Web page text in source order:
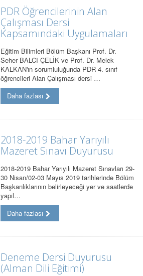
PDR Öğrencilerinin Alan
Çalışması Dersi
Kapsamındaki Uygulamaları
Eğitim Bilimleri Bölüm Başkanı Prof. Dr.
Seher BALCI ÇELİK ve Prof. Dr. Melek
KALKAN'ın sorumluluğunda PDR 4. sınıf
öğrencileri Alan Çalışması dersi …
Daha fazlası
2018-2019 Bahar Yarıyılı
Mazeret Sınavı Duyurusu
2018-2019 Bahar Yarıyılı Mazeret Sınavları 29-
30 Nisan/02-03 Mayıs 2019 tarihlerinde Bölüm
Başkanlıklarının belirleyeceği yer ve saatlerde
yapıl…
Daha fazlası
Deneme Dersi Duyurusu
(Alman Dili Eğitimi)